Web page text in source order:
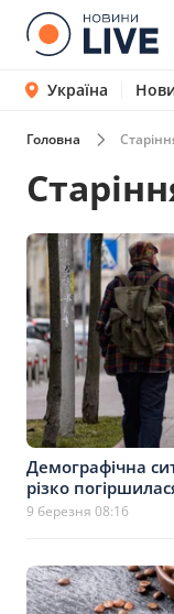
Україна
Головна
Демографічна
різко
9 березня 08:16